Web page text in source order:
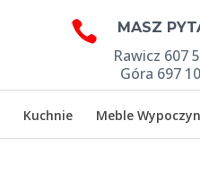
 MASZ
Rawicz 607
Góra 697
Kuchnie Meble